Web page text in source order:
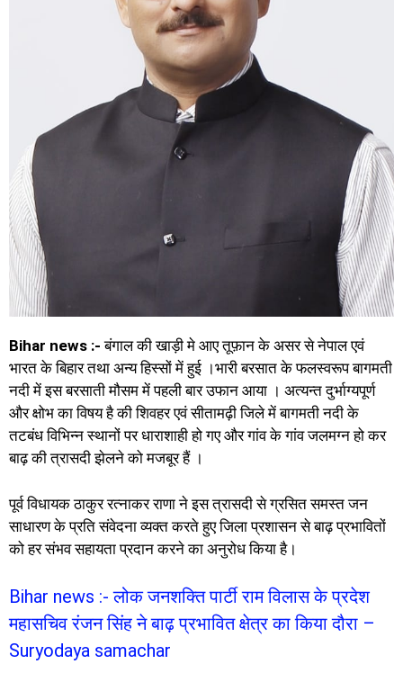
Bihar news :- बंगाल की खाड़ी मे आए तूफ़ान के असर से नेपाल एवं
भारत के बिहार तथा अन्य हिस्सों में हुई ।भारी बरसात के फलस्वरूप बागमती
नदी में इस बरसाती मौसम में पहली बार उफान आया । अत्यन्त दुर्भाग्यपूर्ण
और क्षोभ का विषय है की शिवहर एवं सीतामढ़ी जिले में बागमती नदी के
तटबंध विभिन्न स्थानों पर धाराशाही हो गए और गांव के गांव जलमग्न हो कर
बाढ़ की त्रासदी झेलने को मजबूर हैं ।
पूर्व विधायक ठाकुर रत्नाकर राणा ने इस त्रासदी से ग्रसित समस्त जन
साधारण के प्रति संवेदना व्यक्त करते हुए जिला प्रशासन से बाढ़ प्रभावितों
को हर संभव सहायता प्रदान करने का अनुरोध किया है।
Bihar news :- लोक जनशक्ति पार्टी राम विलास के प्रदेश
महासचिव रंजन सिंह ने बाढ़ प्रभावित क्षेत्र का किया दौरा –
Suryodaya samachar